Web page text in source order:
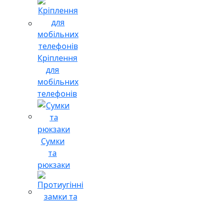
Кріплення
для
мобільних
телефонів
Сумки
та
рюкзаки